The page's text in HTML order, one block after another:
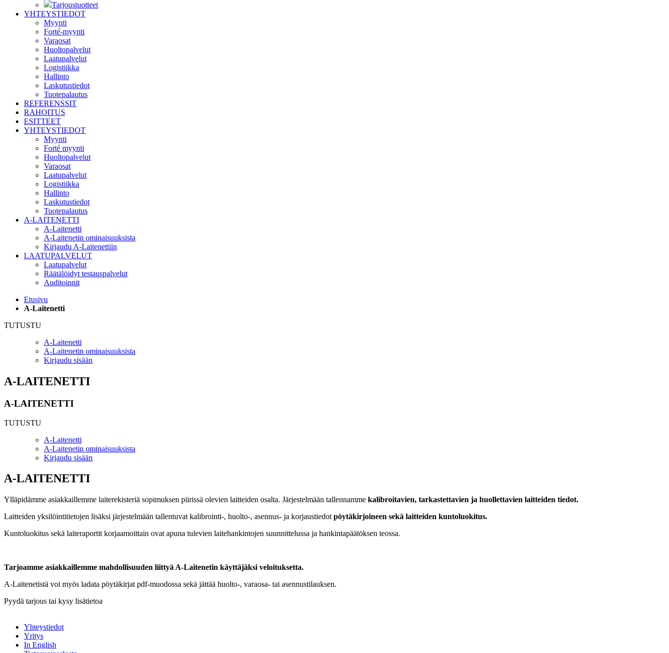
Tarjoustuotteet
YHTEYSTIEDOT
Myynti
Forté-myynti
Varaosat
Huoltopalvelut
Laatupalvelut
Logistiikka
Hallinto
Laskutustiedot
Tuotepalautus
REFERENSSIT
RAHOITUS
ESITTEET
YHTEYSTIEDOT
Myynti
Forté myynti
Huoltopalvelut
Varaosat
Laatupalvelut
Logistiikka
Hallinto
Laskutustiedot
Tuotepalautus
A-LAITENETTI
A-Laitenetti
A-Laitenetin ominaisuuksista
Kirjaudu A-Laitenettiin
LAATUPALVELUT
Laatupalvelut
Räätälöidyt testauspalvelut
Auditoinnit
Etusivu
A-Laitenetti
TUTUSTU
A-Laitenetti
A-Laitenetin ominaisuuksista
Kirjaudu sisään
A-LAITENETTI
A-LAITENETTI
TUTUSTU
A-Laitenetti
A-Laitenetin ominaisuuksista
Kirjaudu sisään
A-LAITENETTI
Ylläpidämme asiakkaillemme laiterekisteriä sopimuksen piirissä olevien laitteiden osalta. Järjestelmään tallennamme kalibroitavien, tarkastettavien ja huollettavien laitteiden tiedot.
Laitteiden yksilöintitietojen lisäksi järjestelmään tallentuvat kalibrointi-, huolto-, asennus- ja korjaustiedot pöytäkirjoineen sekä laitteiden kuntoluokitus.
Kuntoluokitus sekä laiteraportit korjaamoittain ovat apuna tulevien laitehankintojen suunnittelussa ja hankintapäätöksen teossa.
Tarjoamme asiakkaillemme mahdollisuuden liittyä A-Laitenetin käyttäjäksi veloituksetta.
A-Laitenetistä voi myös ladata pöytäkirjat pdf-muodossa sekä jättää huolto-, varaosa- tai asennustilauksen.
Pyydä tarjous tai kysy lisätietoa
Yhteystiedot
Yritys
In English